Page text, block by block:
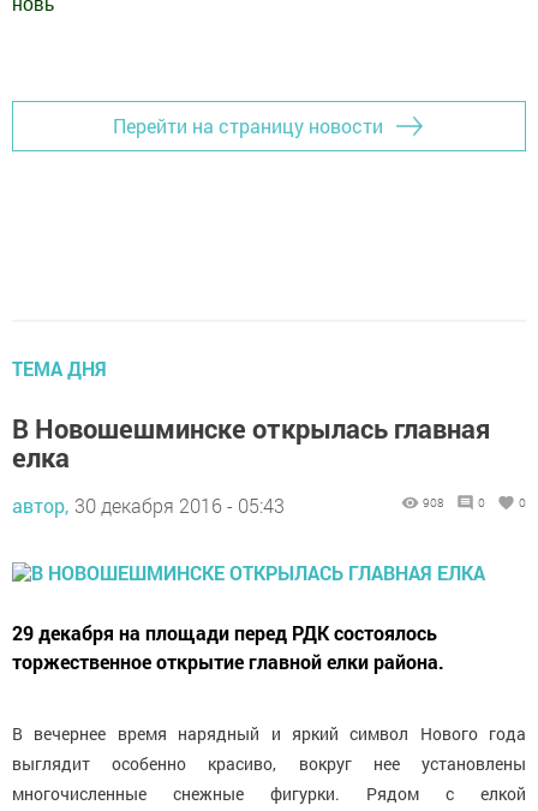
новь
Перейти на страницу новости
ТЕМА ДНЯ
В Новошешминске открылась главная
елка
автор, 30 декабря 2016 - 05:43 908 0 0
29 декабря на площади перед РДК состоялось
торжественное открытие главной елки района.
В вечернее время нарядный и яркий символ Нового года
выглядит особенно красиво, вокруг нее установлены
многочисленные снежные фигурки. Рядом с елкой